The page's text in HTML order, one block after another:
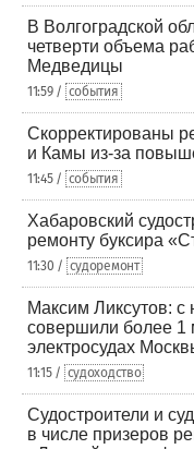
В Волгоградской
четверти объема
Медведицы
11:59 / события
Скорректированы
и Камы из-за
11:45 / события
Хабаровский
ремонту буксира
11:30 / судоремонт
Максим Ликсутов: с
совершили более 1
электросудах
11:15 / судоходство
Судостроители и
в числе призеров